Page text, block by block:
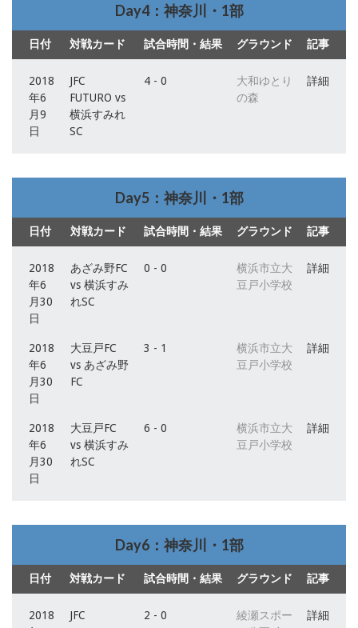
Day4：神奈川・1部
日付 対戦カード 試合時間・結果 グラウンド 記事
2018
年6
月9
日
JFC
FUTURO vs
横浜すみれ
SC
4 - 0
大和ゆとり
の森
詳細
Day5：神奈川・1部
日付 対戦カード 試合時間・結果 グラウンド 記事
2018
年6
月30
日
あざみ野FC
vs 横浜すみ
れSC
0 - 0
横浜市立大
豆戸小学校
詳細
2018
年6
月30
日
大豆戸FC
vs あざみ野
FC
3 - 1
横浜市立大
豆戸小学校
詳細
2018
年6
月30
日
大豆戸FC
vs 横浜すみ
れSC
6 - 0
横浜市立大
豆戸小学校
詳細
Day6：神奈川・1部
日付 対戦カード 試合時間・結果 グラウンド 記事
2018
JFC
2 - 0
綾瀬スポー
詳細